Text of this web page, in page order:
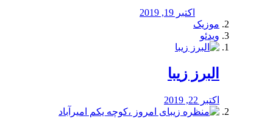
اکتبر 19, 2019
موزیک
ویدئو
البرز زیبا
اکتبر 22, 2019